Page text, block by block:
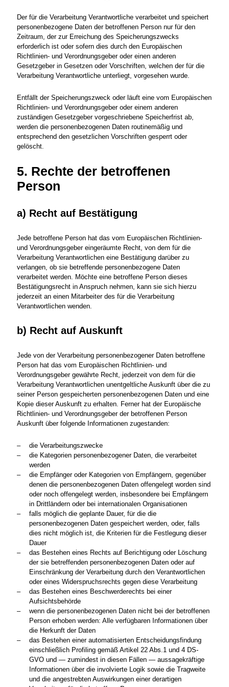
Der für die Verarbeitung Verantwortliche verarbeitet und speichert
personenbezogene Daten der betroffenen Person nur für den
Zeitraum, der zur Erreichung des Speicherungszwecks
erforderlich ist oder sofern dies durch den Europäischen
Richtlinien- und Verordnungsgeber oder einen anderen
Gesetzgeber in Gesetzen oder Vorschriften, welchen der für die
Verarbeitung Verantwortliche unterliegt, vorgesehen wurde.
Entfällt der Speicherungszweck oder läuft eine vom Europäischen
Richtlinien- und Verordnungsgeber oder einem anderen
zuständigen Gesetzgeber vorgeschriebene Speicherfrist ab,
werden die personenbezogenen Daten routinemäßig und
entsprechend den gesetzlichen Vorschriften gesperrt oder
gelöscht.
5. Rechte der betroffenen
Person
a) Recht auf Bestätigung
Jede betroffene Person hat das vom Europäischen Richtlinien-
und Verordnungsgeber eingeräumte Recht, von dem für die
Verarbeitung Verantwortlichen eine Bestätigung darüber zu
verlangen, ob sie betreffende personenbezogene Daten
verarbeitet werden. Möchte eine betroffene Person dieses
Bestätigungsrecht in Anspruch nehmen, kann sie sich hierzu
jederzeit an einen Mitarbeiter des für die Verarbeitung
Verantwortlichen wenden.
b) Recht auf Auskunft
Jede von der Verarbeitung personenbezogener Daten betroffene
Person hat das vom Europäischen Richtlinien- und
Verordnungsgeber gewährte Recht, jederzeit von dem für die
Verarbeitung Verantwortlichen unentgeltliche Auskunft über die zu
seiner Person gespeicherten personenbezogenen Daten und eine
Kopie dieser Auskunft zu erhalten. Ferner hat der Europäische
Richtlinien- und Verordnungsgeber der betroffenen Person
Auskunft über folgende Informationen zugestanden:
die Verarbeitungszwecke
die Kategorien personenbezogener Daten, die verarbeitet
werden
die Empfänger oder Kategorien von Empfängern, gegenüber
denen die personenbezogenen Daten offengelegt worden sind
oder noch offengelegt werden, insbesondere bei Empfängern
in Drittländern oder bei internationalen Organisationen
falls möglich die geplante Dauer, für die die
personenbezogenen Daten gespeichert werden, oder, falls
dies nicht möglich ist, die Kriterien für die Festlegung dieser
Dauer
das Bestehen eines Rechts auf Berichtigung oder Löschung
der sie betreffenden personenbezogenen Daten oder auf
Einschränkung der Verarbeitung durch den Verantwortlichen
oder eines Widerspruchsrechts gegen diese Verarbeitung
das Bestehen eines Beschwerderechts bei einer
Aufsichtsbehörde
wenn die personenbezogenen Daten nicht bei der betroffenen
Person erhoben werden: Alle verfügbaren Informationen über
die Herkunft der Daten
das Bestehen einer automatisierten Entscheidungsfindung
einschließlich Profiling gemäß Artikel 22 Abs.1 und 4 DS-
GVO und — zumindest in diesen Fällen — aussagekräftige
Informationen über die involvierte Logik sowie die Tragweite
und die angestrebten Auswirkungen einer derartigen